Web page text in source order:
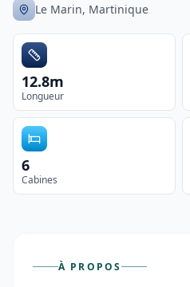
Le Marin, Martinique
12.8m
Longueur
6
Cabines
À PROPOS